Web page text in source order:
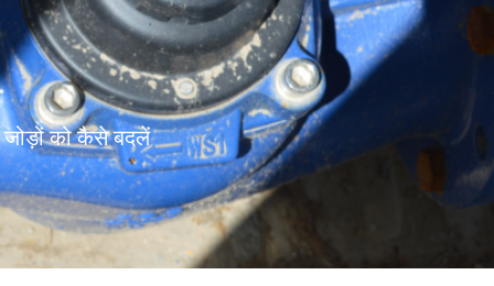
जोड़ों को कैसे बदलें